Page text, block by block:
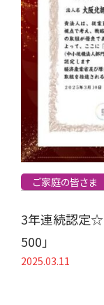
ご家庭の皆さま
3年連続認定☆
500」
2025.03.11